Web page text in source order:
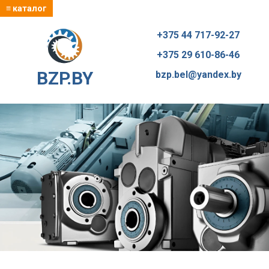
≡ каталог
BZP.BY
+375 44 717-92-27
+375 29 610-86-46
bzp.bel@yandex.by